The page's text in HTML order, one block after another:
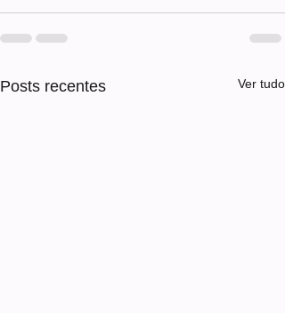
Posts recentes Ver tudo